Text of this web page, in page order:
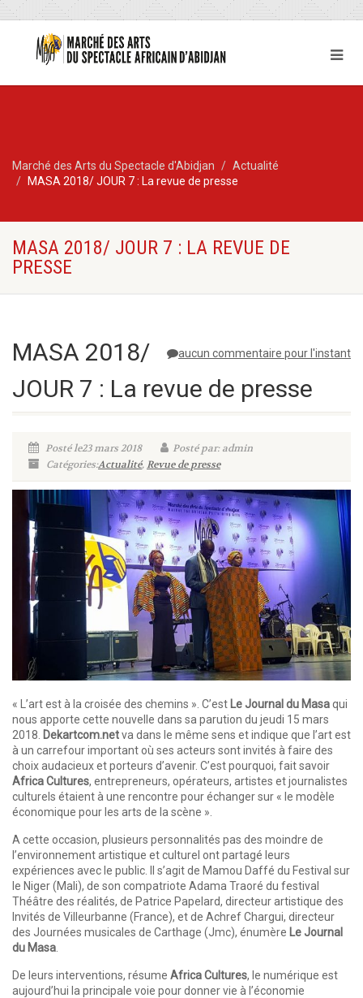
Marché des Arts du Spectacle d'Abidjan
Actualité
MASA 2018/ JOUR 7 : La revue de presse
MASA 2018/ JOUR 7 : LA REVUE DE
PRESSE
aucun commentaire pour l'instant
MASA 2018/
JOUR 7 : La revue de presse
Posté le23 mars 2018
Posté par: admin
Catégories:Actualité,Revue de presse
« L’art est à la croisée des chemins ». C’est Le Journal du Masaqui
nous apporte cette nouvelle dans sa parution du jeudi 15 mars
2018. Dekartcom.netva dans le même sens et indique que l’art est
à un carrefour important où ses acteurs sont invités à faire des
choix audacieux et porteurs d’avenir. C’est pourquoi, fait savoir
Africa Cultures, entrepreneurs, opérateurs, artistes et journalistes
culturels étaient à une rencontre pour échanger sur « le modèle
économique pour les arts de la scène ».
A cette occasion, plusieurs personnalités pas des moindre de
l’environnement artistique et culturel ont partagé leurs
expériences avec le public. Il s’agit de Mamou Daffé du Festival sur
le Niger (Mali), de son compatriote Adama Traoré du festival
Théâtre des réalités, de Patrice Papelard, directeur artistique des
Invités de Villeurbanne (France), et de Achref Chargui, directeur
des Journées musicales de Carthage (Jmc), énumère Le Journal
du Masa.
De leurs interventions, résume Africa Cultures, le numérique est
aujourd’hui la principale voie pour donner vie à l’économie